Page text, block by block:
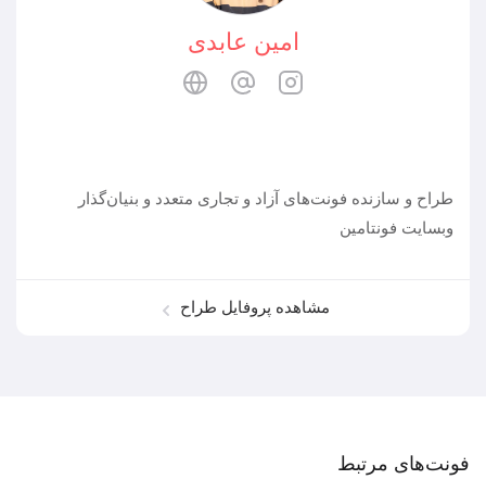
امین عابدی
طراح و سازنده فونت‌های آزاد و تجاری متعدد و بنیان‌گذار
وبسایت فونتامین
مشاهده پروفایل طراح
فونت‌‌های مرتبط